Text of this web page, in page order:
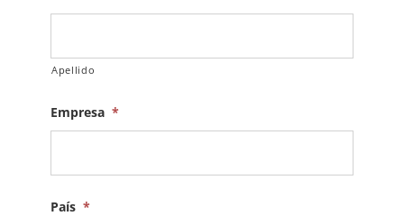
Apellido
Empresa *
País *